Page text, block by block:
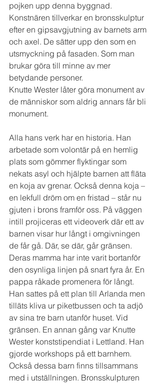
pojken upp denna byggnad.
Konstnären tillverkar en bronsskulptur
efter en gipsavgjutning av barnets arm
och axel. De sätter upp den som en
utsmyckning på fasaden. Som man
brukar göra till minne av mer
betydande personer.
Knutte Wester låter göra monument av
de människor som aldrig annars får bli
monument.
Alla hans verk har en historia. Han
arbetade som volontär på en hemlig
plats som gömmer flyktingar som
nekats asyl och hjälpte barnen att fläta
en koja av grenar. Också denna koja –
en lekfull dröm om en fristad – står nu
gjuten i brons framför oss. På väggen
intill projiceras ett videoverk där ett av
barnen visar hur långt i omgivningen
de får gå. Där, se där, går gränsen.
Deras mamma har inte varit bortanför
den osynliga linjen på snart fyra år. En
pappa råkade promenera för långt.
Han sattes på ett plan till Arlanda men
tilläts kliva ur piketbussen och ta adjö
av sina tre barn utanför huset. Vid
gränsen. En annan gång var Knutte
Wester konststipendiat i Lettland. Han
gjorde workshops på ett barnhem.
Också dessa barn finns tillsammans
med i utställningen. Bronsskulpturen